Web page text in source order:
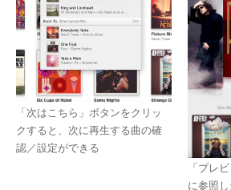
「次はこちら」ボタンをクリッ
クすると、次に再生する曲の確
認／設定ができる
「プレ
に参照